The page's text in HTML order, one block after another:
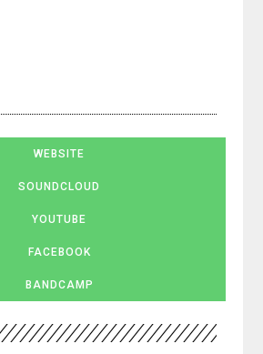
WEBSITE
SOUNDCLOUD
YOUTUBE
FACEBOOK
BANDCAMP